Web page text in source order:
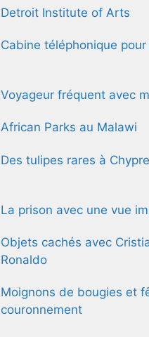
Detroit Institute of Arts
Cabine téléphonique
Voyageur fréquent avec
African Parks au Malawi
Des tulipes rares à Chypre
La prison avec une vue
Objets cachés avec
Ronaldo
Moignons de bougies et
couronnement